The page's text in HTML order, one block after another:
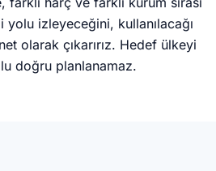
izleyeceğini, kullanılacağı
olarak çıkarırız. Hedef ülkeyi
doğru planlanamaz.